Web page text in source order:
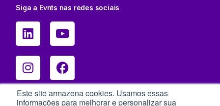
Este site armazena cookies. Usamos essas
informações para melhorar e personalizar sua
Siga a Evnts nas redes sociais